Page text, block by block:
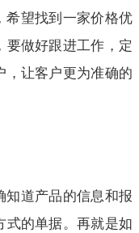
希望找到一家价格优
做好跟进工作，定
让客户更为准确的
道产品的信息和报
的单据。再就是如